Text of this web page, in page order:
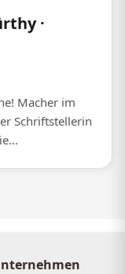
·
Macher im
Schriftstellerin